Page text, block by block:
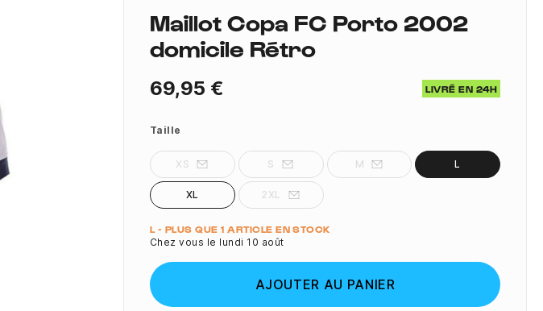
Maillot Copa FC Porto 2002
domicile Rétro
69,95 € LIVRÉ EN 24H
Taille
XS S M L
XL 2XL
Quantité
L - PLUS QUE 1 ARTICLE EN STOCK
Chez vous le lundi 10 août
AJOUTER AU PANIER